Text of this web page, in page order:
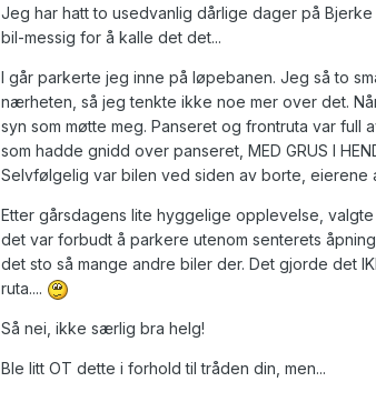
Jeg har hatt to usedvanlig dårlige dager på
bil-messig for å kalle det det...
I går parkerte jeg inne på løpebanen. Jeg så to
nærheten, så jeg tenkte ikke noe mer over det.
syn som møtte meg. Panseret og frontruta var full
som hadde gnidd over panseret, MED GRUS I
Selvfølgelig var bilen ved siden av borte, eierene
Etter gårsdagens lite hyggelige opplevelse,
det var forbudt å parkere utenom senterets
det sto så mange andre biler der. Det gjorde det
ruta....
Så nei, ikke særlig bra helg!
Ble litt OT dette i forhold til tråden din, men...